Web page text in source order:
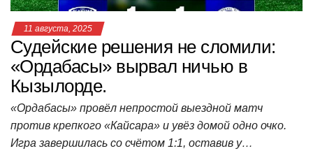
11 августа, 2025
Судейские решения не сломили:
«Ордабасы» вырвал ничью в
Кызылорде.
«Ордабасы» провёл непростой выездной матч
против крепкого «Кайсара» и увёз домой одно очко.
Игра завершилась со счётом 1:1, оставив у…